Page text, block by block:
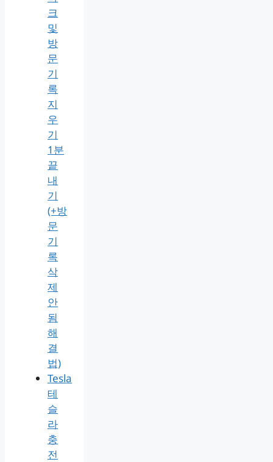
크
및
방
문
기
록
지
우
기
1분
끝
내
기
(+방
문
기
록
삭
제
안
됨
해
결
법)
Tesla
테
슬
라
충
전